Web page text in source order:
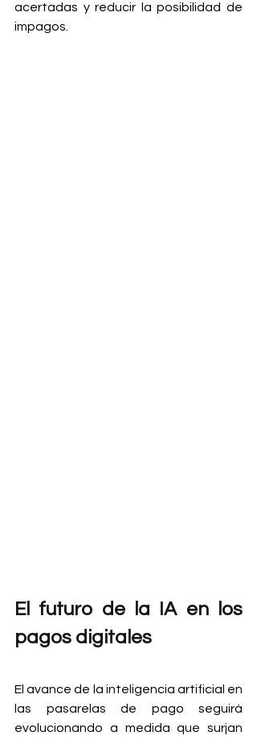
acertadas y reducir la posibilidad de
impagos.
El futuro de la IA en los
pagos digitales
El avance de la inteligencia artificial en
las pasarelas de pago seguirá
evolucionando a medida que surjan